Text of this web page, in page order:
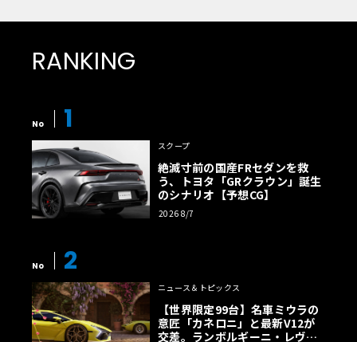
RANKING
No 1
スクープ
絶滅寸前の国産FRセダンを救
う、トヨタ「GRクラウン」誕生
のシナリオ【予想CG】
2026 8/7
No 2
ニュース＆トピックス
【世界限定99台】名車ミウラの
意匠「カネロニ」と最新V12が
交差。ランボルギーニ・レヴエ